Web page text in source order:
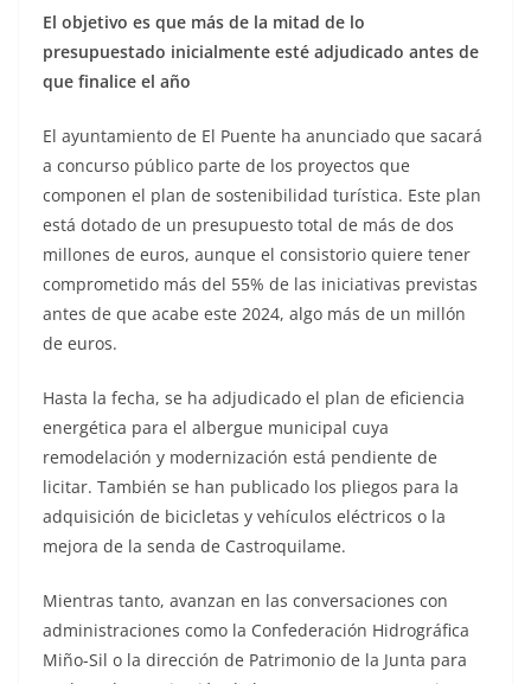
El objetivo es que más de la mitad de lo
presupuestado inicialmente esté adjudicado antes de
que finalice el año
El ayuntamiento de El Puente ha anunciado que sacará
a concurso público parte de los proyectos que
componen el plan de sostenibilidad turística. Este plan
está dotado de un presupuesto total de más de dos
millones de euros, aunque el consistorio quiere tener
comprometido más del 55% de las iniciativas previstas
antes de que acabe este 2024, algo más de un millón
de euros.
Hasta la fecha, se ha adjudicado el plan de eficiencia
energética para el albergue municipal cuya
remodelación y modernización está pendiente de
licitar. También se han publicado los pliegos para la
adquisición de bicicletas y vehículos eléctricos o la
mejora de la senda de Castroquilame.
Mientras tanto, avanzan en las conversaciones con
administraciones como la Confederación Hidrográfica
Miño-Sil o la dirección de Patrimonio de la Junta para